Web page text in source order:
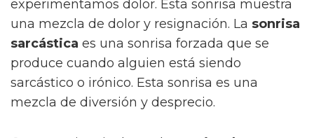
experimentamos dolor. Esta sonrisa muestra
una mezcla de dolor y resignación. La sonrisa
sarcástica es una sonrisa forzada que se
produce cuando alguien está siendo
sarcástico o irónico. Esta sonrisa es una
mezcla de diversión y desprecio.